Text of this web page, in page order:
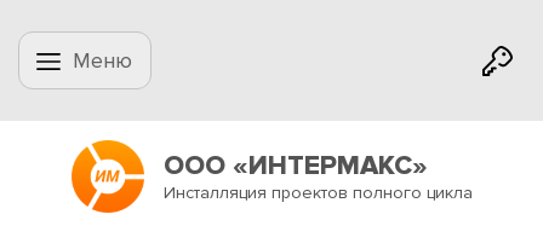
Меню
ООО «ИНТЕРМАКС»
Инсталляция проектов полного цикла